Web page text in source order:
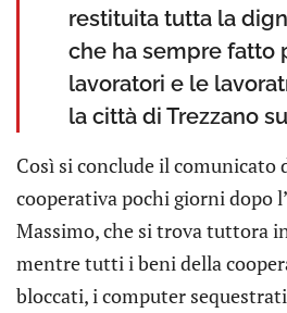
restituita tutta la
che ha sempre fatto
lavoratori e le
la città di Trezzano
Così si conclude il comunicato
cooperativa pochi giorni dopo
Massimo, che si trova tuttora
mentre tutti i beni della
bloccati, i computer